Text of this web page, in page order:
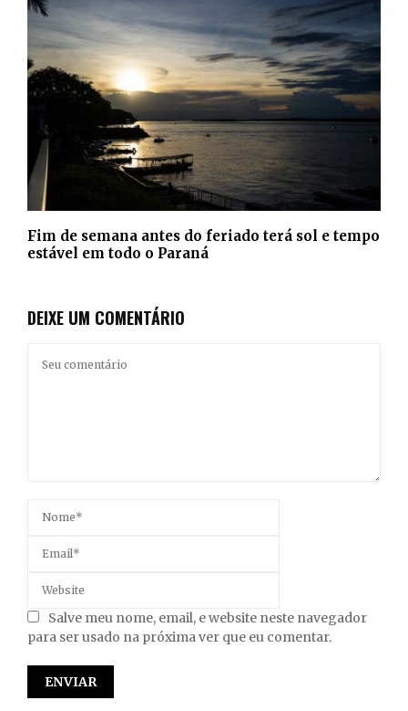
Fim de semana antes do feriado terá sol e tempo
estável em todo o Paraná
DEIXE UM COMENTÁRIO
Salve meu nome, email, e website neste navegador
para ser usado na próxima ver que eu comentar.